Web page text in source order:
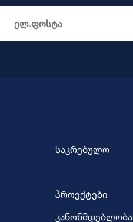
საკრებულო
პროექტები
კანონმდებლობა